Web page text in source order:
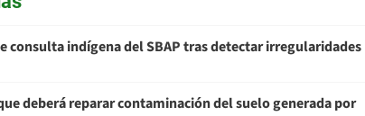
consulta indígena del SBAP tras detectar irregularidades
deberá reparar contaminación del suelo generada por